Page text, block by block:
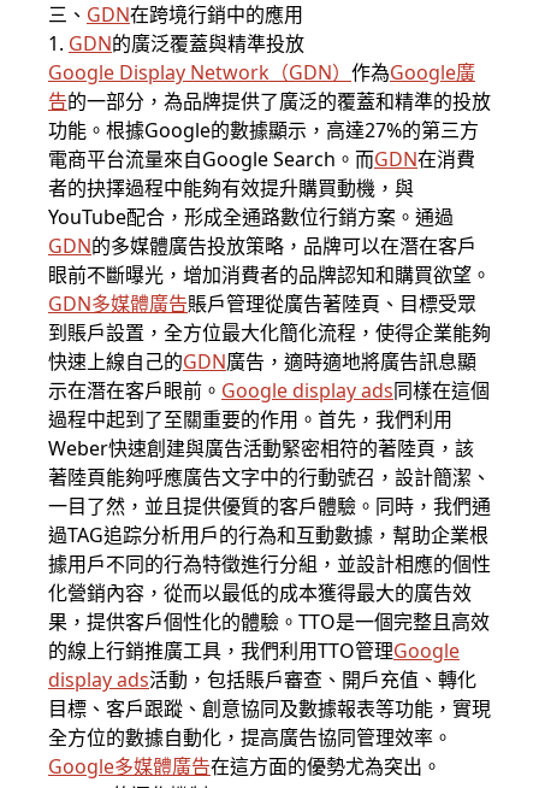
三、 GDN在跨境行銷中的應用
1. GDN的廣泛覆蓋與精準投放
Google Display Network（GDN） 作為Google廣
告的一部分，為品牌提供了廣泛的覆蓋和精準的投放
功能。根據Google的數據顯示，高達27%的第三方
電商平台流量來自Google Search。而GDN在消費
者的抉擇過程中能夠有效提升購買動機，與
YouTube配合，形成全通路數位行銷方案。通過
GDN的多媒體廣告投放策略，品牌可以在潛在客戶
眼前不斷曝光，增加消費者的品牌認知和購買欲望。
GDN多媒體廣告賬戶管理從廣告著陸頁、目標受眾
到賬戶設置，全方位最大化簡化流程，使得企業能夠
快速上線自己的GDN廣告，適時適地將廣告訊息顯
示在潛在客戶眼前。 Google display ads同樣在這個
過程中起到了至關重要的作用。首先，我們利用
Weber快速創建與廣告活動緊密相符的著陸頁，該
著陸頁能夠呼應廣告文字中的行動號召，設計簡潔、
一目了然，並且提供優質的客戶體驗。同時，我們通
過TAG追踪分析用戶的行為和互動數據，幫助企業根
據用戶不同的行為特徵進行分組，並設計相應的個性
化營銷內容，從而以最低的成本獲得最大的廣告效
果，提供客戶個性化的體驗。TTO是一個完整且高效
的線上行銷推廣工具，我們利用TTO管理Google
display ads活動，包括賬戶審查、開戶充值、轉化
目標、客戶跟蹤、創意協同及數據報表等功能，實現
全方位的數據自動化，提高廣告協同管理效率。
Google多媒體廣告在這方面的優勢尤為突出。